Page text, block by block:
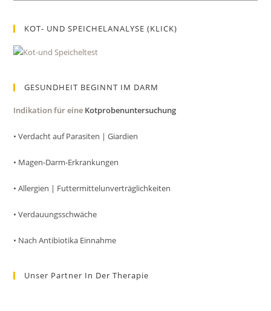
KOT- UND SPEICHELANALYSE (KLICK)
GESUNDHEIT BEGINNT IM DARM
Indikation für eine Kotprobenuntersuchung
• Verdacht auf Parasiten | Giardien
• Magen-Darm-Erkrankungen
• Allergien | Futtermittelunverträglichkeiten
• Verdauungsschwäche
• Nach Antibiotika Einnahme
Unser Partner In Der Therapie